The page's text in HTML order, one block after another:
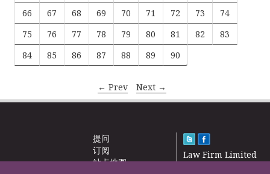
66
67 68 69 70 71 72 73
74
75
76 77 78 79 80 81 82
83
84
85 86 87 88 89 90
← Prev Next →
提问
订阅
站点地图
Law Firm Limited